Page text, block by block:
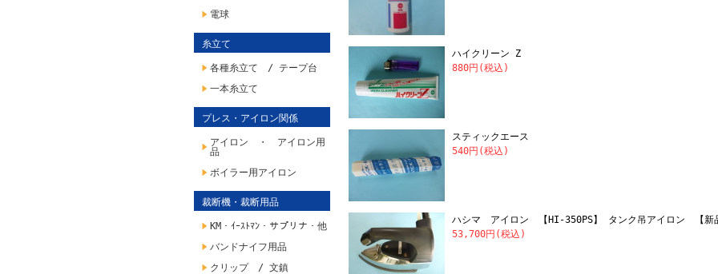
電球
糸立て
各種糸立て / テープ台
一本糸立て
プレス・アイロン関係
アイロン ・ アイロン用
品
ボイラー用アイロン
裁断機・裁断用品
KM・ｲｰｽﾄﾏﾝ・サプリナ・他
バンドナイフ用品
クリップ / 文鎮
ハイクリーン Z
880円(税込)
スティックエース
540円(税込)
ハシマ アイロン 【HI-350PS】 タンク吊アイロン 【新
53,700円(税込)